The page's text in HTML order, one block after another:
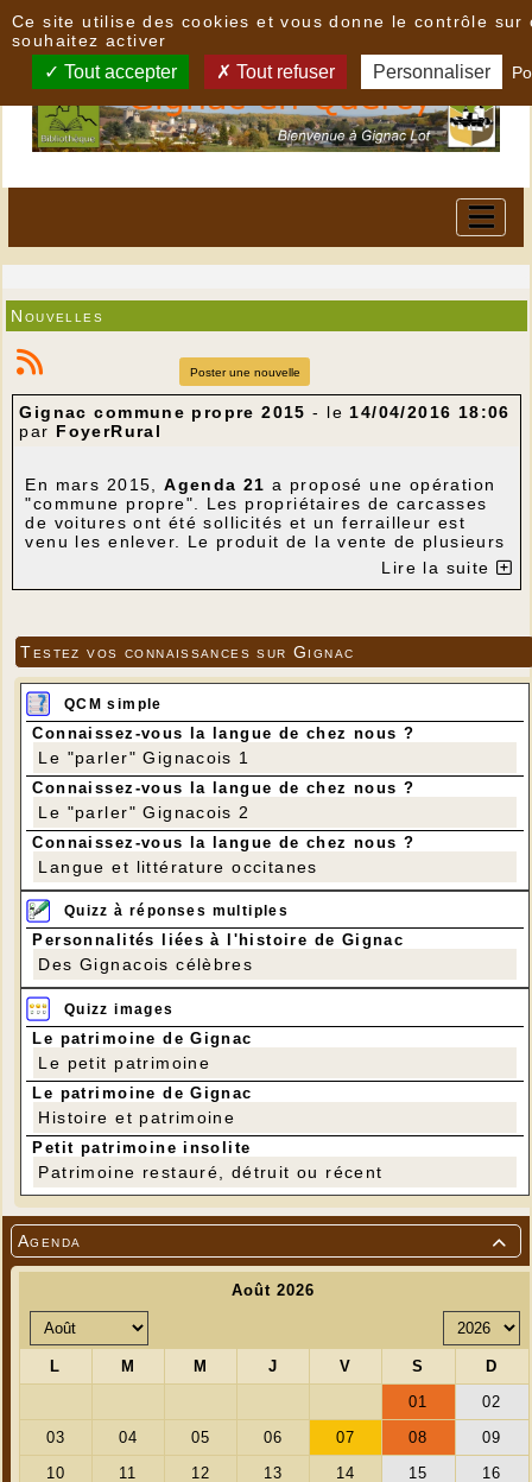

Agenda
Nouvelles
Poster une nouvelle
Gignac commune propre 2015 - le14/04/2016 18:06
par FoyerRural
En mars 2015,Agenda 21 a proposé une opération
"commune propre". Les propriétaires de carcasses
de voitures ont été sollicités et un ferrailleur est
venu les enlever. Le produit de la vente de plusieurs
tonnes de ferrailles a été reversé à l'Association
écrans du Lot avec CinéLot, sous le titre "Derniers
Mètres".
Vous pouvez le visionner en cliquant sur ce lien.
Lire la suite
Testez vos connaissances sur Gignac
QCM simple
Connaissez-vous la langue de chez nous ?
Le "parler" Gignacois 1
Connaissez-vous la langue de chez nous ?
Le "parler" Gignacois 2
Connaissez-vous la langue de chez nous ?
Langue et littérature occitanes
Quizz à réponses multiples
Personnalités liées à l'histoire de Gignac
Des Gignacois célèbres
Quizz images
Le patrimoine de Gignac
Le petit patrimoine
Le patrimoine de Gignac
Histoire et patrimoine
Petit patrimoine insolite
Patrimoine restauré, détruit ou récent
Ce site utilise des cookies et vous donne le contrôle sur
souhaitez activer
Tout accepter Tout refuser Personnaliser